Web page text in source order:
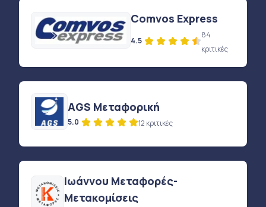
Comvos Express
4.5
84
κριτικές
AGS Μεταφορική
5.0 12 κριτικές
Ιωάννου Μεταφορές-
Μετακομίσεις